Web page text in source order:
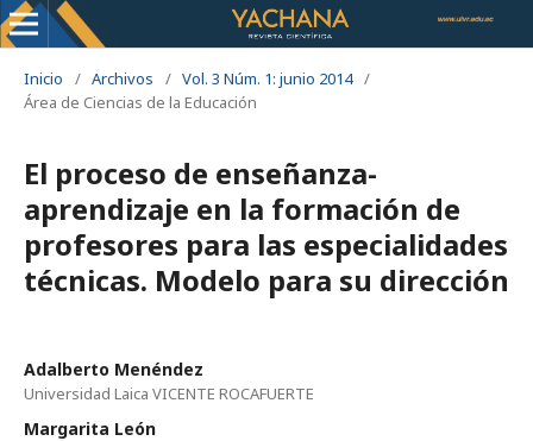
Inicio / Archivos / Vol. 3 Núm. 1: junio 2014 /
Área de Ciencias de la Educación
El proceso de enseñanza-
aprendizaje en la formación de
profesores para las especialidades
técnicas. Modelo para su dirección
Adalberto Menéndez
Universidad Laica VICENTE ROCAFUERTE
Margarita León